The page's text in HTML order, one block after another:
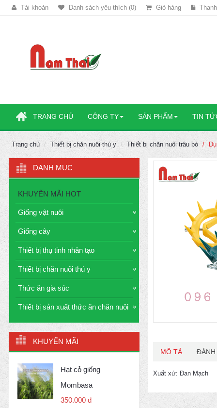
Tài khoản Danh sách yêu thích (0) Giỏ hàng
TRANG CHỦ CÔNG TY SẢN PHẨM TIN
Trang chủ Thiết bị chăn nuôi thú y Thiết bị chăn nuôi trâu bò
DANH MỤC
KHUYẾN MÃI HOT
Giống vật nuôi
Giống cây
Thiết bị thụ tinh nhân tạo
Thiết bị chăn nuôi thú y
Thức ăn gia súc
Thiết bị sản xuất thức ăn chăn nuôi
KHUYẾN MÃI
Hạt cỏ giống
Mombasa
350.000 đ
MÔ TẢ ĐÁNH
Xuất xứ: Đan Mạch